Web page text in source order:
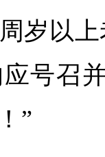
岁以
号召
”